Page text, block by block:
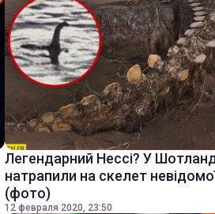
Легендарний Нессі? У
натрапили на скелет
(фото)
12 февраля 2020, 23:50